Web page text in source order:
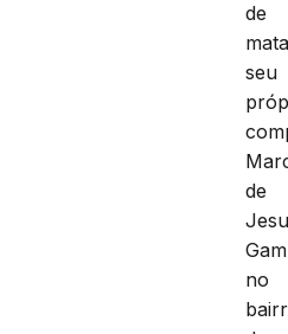
de
seu
de
no